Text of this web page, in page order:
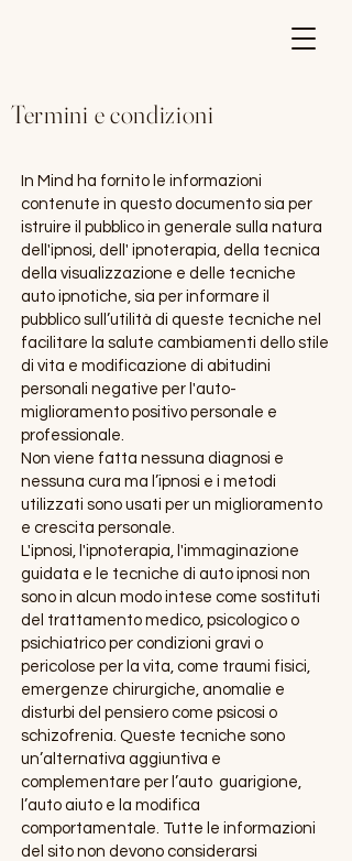
Termini e condizioni
In Mind ha fornito le informazioni
contenute in questo documento sia per
istruire il pubblico in generale sulla natura
dell'ipnosi, dell' ipnoterapia, della tecnica
della visualizzazione e delle tecniche
auto ipnotiche, sia per informare il
pubblico sull’utilità di queste tecniche nel
facilitare la salute cambiamenti dello stile
di vita e modificazione di abitudini
personali negative per l'auto-
miglioramento positivo personale e
professionale.
Non viene fatta nessuna diagnosi e
nessuna cura ma l’ipnosi e i metodi
utilizzati sono usati per un miglioramento
e crescita personale.
L'ipnosi, l'ipnoterapia, l'immaginazione
guidata e le tecniche di auto ipnosi non
sono in alcun modo intese come sostituti
del trattamento medico, psicologico o
psichiatrico per condizioni gravi o
pericolose per la vita, come traumi fisici,
emergenze chirurgiche, anomalie e
disturbi del pensiero come psicosi o
schizofrenia. Queste tecniche sono
un’alternativa aggiuntiva e
complementare per l’auto guarigione,
l’auto aiuto e la modifica
comportamentale. Tutte le informazioni
del sito non devono considerarsi